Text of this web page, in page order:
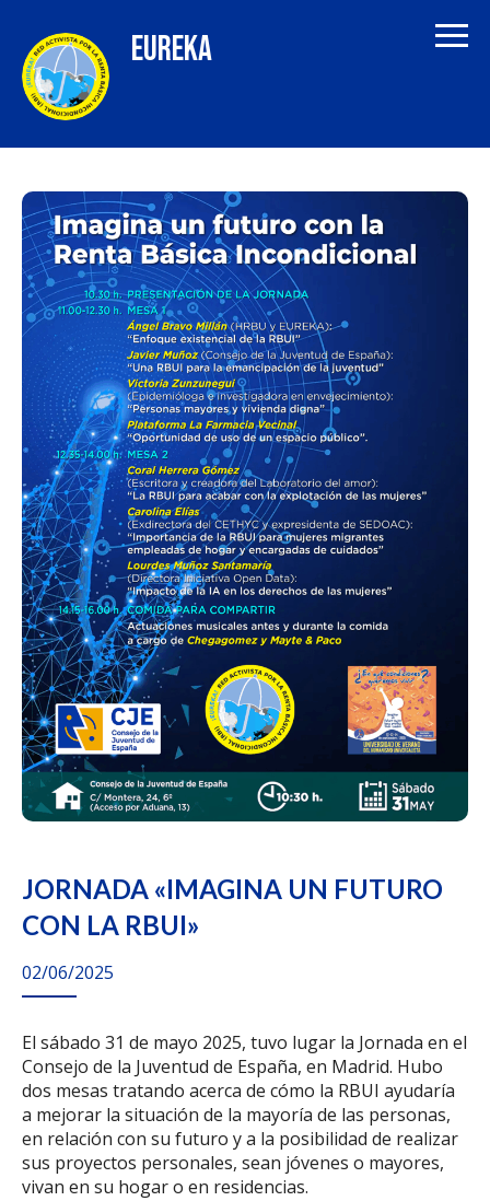
EUREKA
JORNADA «IMAGINA UN FUTURO
CON LA RBUI»
02/06/2025
El sábado 31 de mayo 2025, tuvo lugar la Jornada en el
Consejo de la Juventud de España, en Madrid. Hubo
dos mesas tratando acerca de cómo la RBUI ayudaría
a mejorar la situación de la mayoría de las personas,
en relación con su futuro y a la posibilidad de realizar
sus proyectos personales, sean jóvenes o mayores,
vivan en su hogar o en residencias.